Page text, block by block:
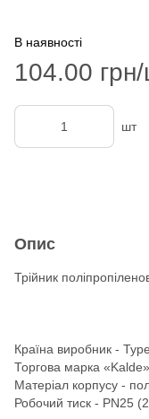
В наявності
104.00
шт
Опис
Трійник
Країна виробник -
Торгова марка «Kalde»
Матеріал корпусу -
Робочий тиск - PN25